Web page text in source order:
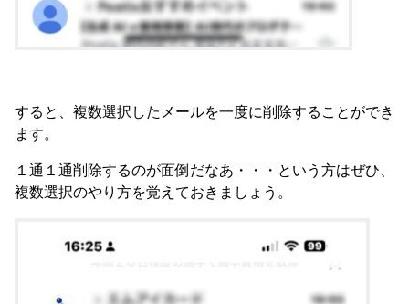
すると、複数選択したメールを一度に削除することができ
ます。
１通１通削除するのが面倒だなあ・・・という方はぜひ、
複数選択のやり方を覚えておきましょう。